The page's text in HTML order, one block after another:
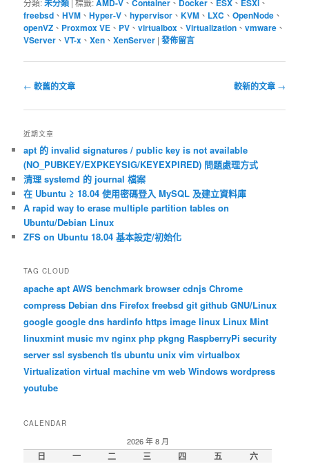
分類:未分類 |標籤:AMD-V 、Container 、 Docker 、 ESX 、 ESXi 、
freebsd 、HVM 、Hyper-V 、hypervisor 、KVM 、 LXC 、OpenNode 、
openVZ 、 Proxmox VE 、 PV 、virtualbox 、Virtualization 、vmware 、
VServer 、VT-x 、Xen 、XenServer |發佈留言
文
導
← 較舊的文章 較新的文章 →
近期文章
apt 的 invalid signatures / public key is not available
(NO_PUBKEY/EXPKEYSIG/KEYEXPIRED) 問題處理方式
清理 systemd 的 journal 檔案
在 Ubuntu ≥ 18.04 使用密碼登入 MySQL 及建立資料庫
A rapid way to erase multiple partition tables on
Ubuntu/Debian Linux
ZFS on Ubuntu 18.04 基本設定/初始化
TAG CLOUD
apache apt AWS benchmark browser cdnjs Chrome
compress Debian dns Firefox freebsd git github GNU/Linux
google google dns hardinfo https image linux Linux Mint
linuxmint music mv nginx php pkgng RaspberryPi security
server ssl sysbench tls ubuntu unix vim virtualbox
Virtualization virtual machine vm web Windows wordpress
youtube
CALENDAR
2026 年 8 月
日 一 二 三 四 五 六